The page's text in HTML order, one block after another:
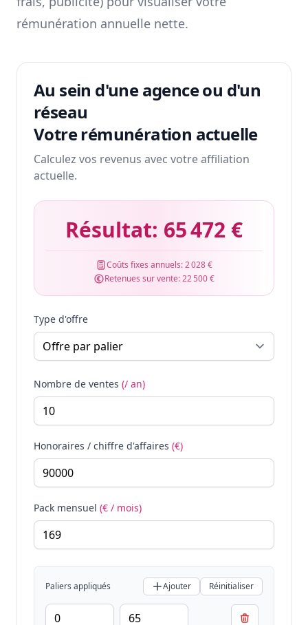
rémunération annuelle nette.
Au sein d'une agence ou d'un
réseau
Votre rémunération actuelle
Calculez vos revenus avec votre affiliation
actuelle.
Résultat: 65 472 €
Coûts fixes annuels:2 028 €
Retenues sur vente:22 500 €
Type d'offre
Nombre de ventes (/ an)
Honoraires / chiffre d'affaires (€)
Pack mensuel (€ / mois)
Paliers appliqués Ajouter Réinitialiser